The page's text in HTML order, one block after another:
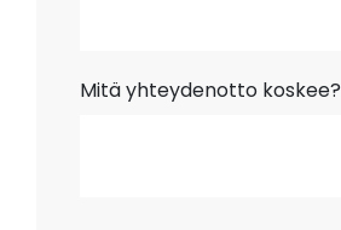
Mitä yhteydenotto koskee?